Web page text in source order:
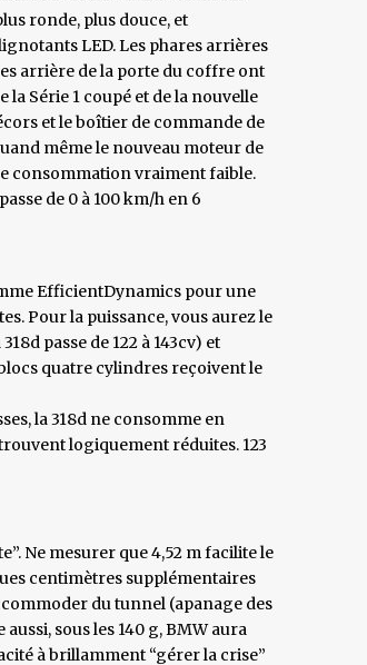
ronde, plus douce, et
LED. Les phares arrières
arrière de la porte du coffre ont
la Série 1 coupé et de la nouvelle
et le boîtier de commande de
même le nouveau moteur de
consommation vraiment faible.
de 0 à 100 km/h en 6
EfficientDynamics pour une
Pour la puissance, vous aurez le
passe de 122 à 143cv) et
quatre cylindres reçoivent le
la 318d ne consomme en
logiquement réduites. 123
Ne mesurer que 4,52 m facilite le
centimètres supplémentaires
du tunnel (apanage des
sous les 140 g, BMW aura
à brillamment “gérer la crise”